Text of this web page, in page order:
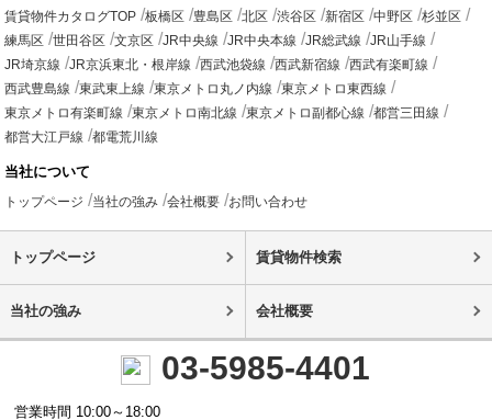
賃貸物件カタログTOP 板橋区 豊島区 北区 渋谷区 新宿区 中野区
杉並区
練馬区
世田谷区 文京区 JR中央線 JR中央本線 JR総武線
JR山手線
JR埼京線
JR京浜東北・根岸線 西武池袋線 西武新宿線
西武有楽町線
西武豊島線
東武東上線 東京メトロ丸ノ内線
東京メトロ東西線
東京メトロ有楽町線
東京メトロ南北線 東京メトロ副都心線
都営三田線
都営大江戸線
都電荒川線
当社について
トップページ 当社の強み 会社概要 お問い合わせ
トップページ 賃貸物件検索
当社の強み 会社概要
03-5985-4401
営業時間 10:00～18:00